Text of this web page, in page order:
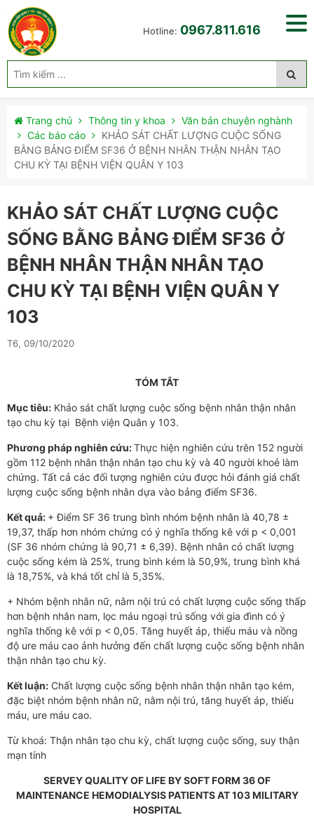
Hotline: 0967.811.616
Trang chủ Thông tin y khoa
Văn bản chuyên nghành
Các báo cáo
KHẢO SÁT CHẤT LƯỢNG CUỘC SỐNG
BẰNG BẢNG ĐIỂM SF36 Ở BỆNH NHÂN THẬN NHÂN TẠO
CHU KỲ TẠI BỆNH VIỆN QUÂN Y 103
KHẢO SÁT CHẤT LƯỢNG CUỘC
SỐNG BẰNG BẢNG ĐIỂM SF36 Ở
BỆNH NHÂN THẬN NHÂN TẠO
CHU KỲ TẠI BỆNH VIỆN QUÂN Y
103
T6, 09/10/2020
TÓM TẮT
Mục tiêu: Khảo sát chất lượng cuộc sống bệnh nhân thận nhân
tạo chu kỳ tại Bệnh viện Quân y 103.
Phương pháp nghiên cứu:Thực hiện nghiên cứu trên 152 người
gồm 112 bệnh nhân thận nhân tạo chu kỳ và 40 người khoẻ làm
chứng. Tất cả các đối tượng nghiên cứu được hỏi đánh giá chất
lượng cuộc sống bệnh nhân dựa vào bảng điểm SF36.
Kết quả: + Điểm SF 36 trung bình nhóm bệnh nhân là 40,78 ±
19,37, thấp hơn nhóm chứng có ý nghĩa thống kê với p < 0,001
(SF 36 nhóm chứng là 90,71 ± 6,39). Bệnh nhân có chất lượng
cuộc sống kém là 25%, trung bình kém là 50,9%, trung bình khá
là 18,75%, và khá tốt chỉ là 5,35%.
+ Nhóm bệnh nhân nữ, nằm nội trú có chất lượng cuộc sống thấp
hơn bệnh nhân nam, lọc máu ngoại trú sống với gia đình có ý
nghĩa thống kê với p < 0,05. Tăng huyết áp, thiếu máu và nồng
độ ure máu cao ảnh hưởng đến chất lượng cuộc sống bệnh nhân
thận nhân tạo chu kỳ.
Kết luận: Chất lượng cuộc sống bệnh nhân thận nhân tạo kém,
đặc biệt nhóm bệnh nhân nữ, nằm nội trú, tăng huyết áp, thiếu
máu, ure máu cao.
Từ khoá: Thận nhân tạo chu kỳ, chất lượng cuộc sống, suy thận
mạn tính
SERVEY QUALITY OF LIFE BY SOFT FORM 36 OF
MAINTENANCE HEMODIALYSIS PATIENTS AT 103 MILITARY
HOSPITAL